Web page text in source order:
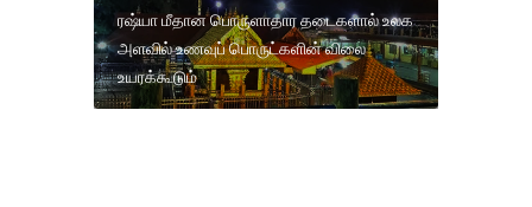
ரஷ்யா மீதான பொருளாதார தடைகளால் உலக
அளவில் உணவுப் பொருட்களின் விலை
உயரக்கூடும்